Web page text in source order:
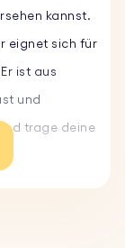
kannst.
eignet sich für
ist aus
und
trage deine